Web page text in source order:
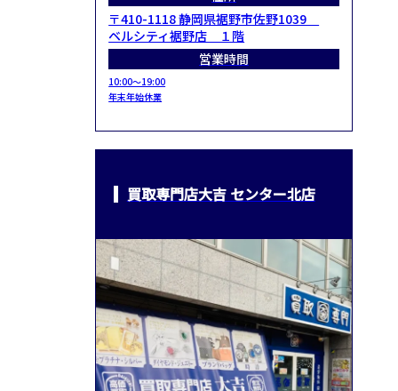
〒410-1118 静岡県裾野市佐野1039
ベルシティ裾野店 １階
営業時間
10:00～19:00
年末年始休業
買取専門店大吉 センター北店